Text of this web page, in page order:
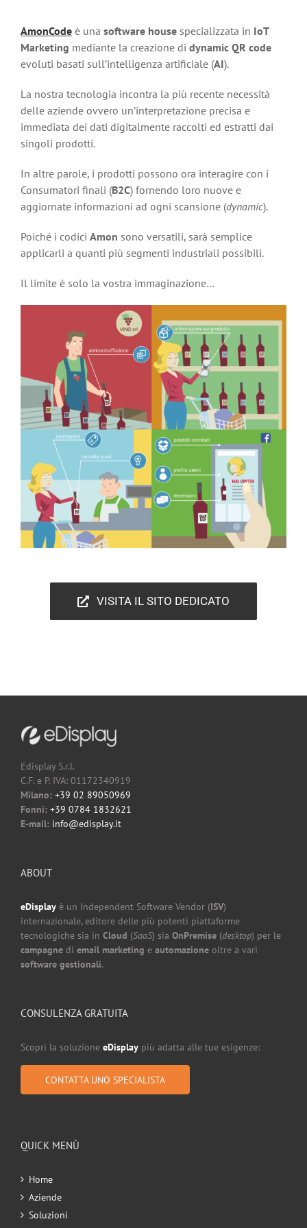
AmonCodeè una software housespecializzata in IoT
Marketing mediante la creazione di dynamic QR code
evoluti basati sull’intelligenza artificiale (AI).
La nostra tecnologia incontra la più recente necessità
delle aziende ovvero un’interpretazione precisa e
immediata dei dati digitalmente raccolti ed estratti dai
singoli prodotti.
In altre parole, i prodotti possono ora interagire con i
Consumatori finali (B2C) fornendo loro nuove e
aggiornate informazioni ad ogni scansione (dynamic).
Poiché i codici Amon sono versatili, sarà semplice
applicarli a quanti più segmenti industriali possibili.
Il limite è solo la vostra immaginazione…
VISITA IL SITO DEDICATO
Edisplay S.r.l.
C.F. e P. IVA: 01172340919
Milano: +39 02 89050969
Fonni: +39 0784 1832621
E-mail: info@edisplay.it
ABOUT
eDisplay è un Independent Software Vendor (ISV)
internazionale, editore delle più potenti piattaforme
tecnologiche sia in Cloud (SaaS) sia OnPremise (desktop) per le
campagne di email marketing e automazione oltre a vari
software gestionali.
CONSULENZA GRATUITA
Scopri la soluzione eDisplay più adatta alle tue esigenze:
CONTATTA UNO SPECIALISTA
QUICK MENÙ
Home
Aziende
Soluzioni